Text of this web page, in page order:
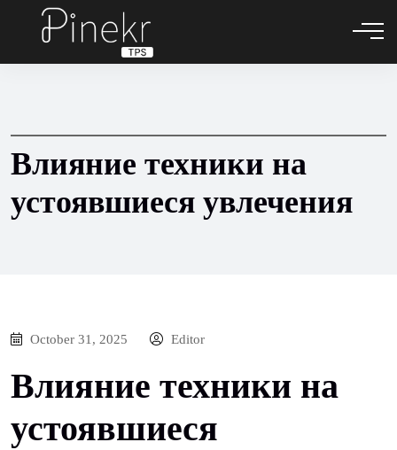
Влияние техники на
устоявшиеся увлечения
October 31, 2025 Editor
Влияние техники на
устоявшиеся